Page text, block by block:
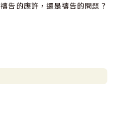
告的應許，還是禱告的問題？
告／說什麼或做什麼？／兩種
誰？